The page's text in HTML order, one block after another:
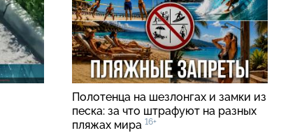
Полотенца на шезлонгах и замки из
песка: за что штрафуют на разных
пляжах мира 16+